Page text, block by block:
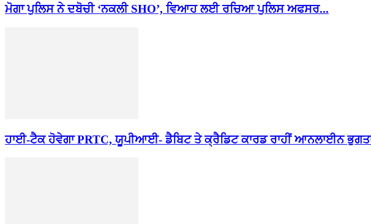
ਮੋਗਾ ਪੁਲਿਸ ਨੇ ਦਬੋਚੀ ‘ਨਕਲੀ SHO’, ਵਿਆਹ ਲਈ ਰਚਿਆ ਪੁਲਿਸ ਅਫਸਰ...
ਹਾਈ-ਟੈਕ ਹੋਵੇਗਾ PRTC, ਯੂਪੀਆਈ- ਡੈਬਿਟ ਤੇ ਕ੍ਰੈਡਿਟ ਕਾਰਡ ਰਾਹੀਂ ਆਨਲਾਈਨ